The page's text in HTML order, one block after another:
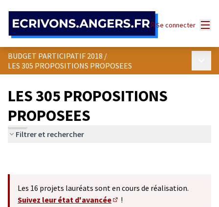
Se connecter
BUDGET PARTICIPATIF 2018 /
LES 305 PROPOSITIONS PROPOSEES
LES 305 PROPOSITIONS
PROPOSEES
Filtrer et rechercher
Les 16 projets lauréats sont en cours de réalisation.
Suivez leur état d'avancée
!